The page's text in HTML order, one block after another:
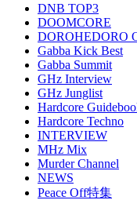
DNB TOP3
DOOMCORE
DOROHEDORO
Gabba Kick Best
Gabba Summit
GHz Interview
GHz Junglist
Hardcore
Hardcore Techno
INTERVIEW
MHz Mix
Murder Channel
NEWS
Peace Off特集